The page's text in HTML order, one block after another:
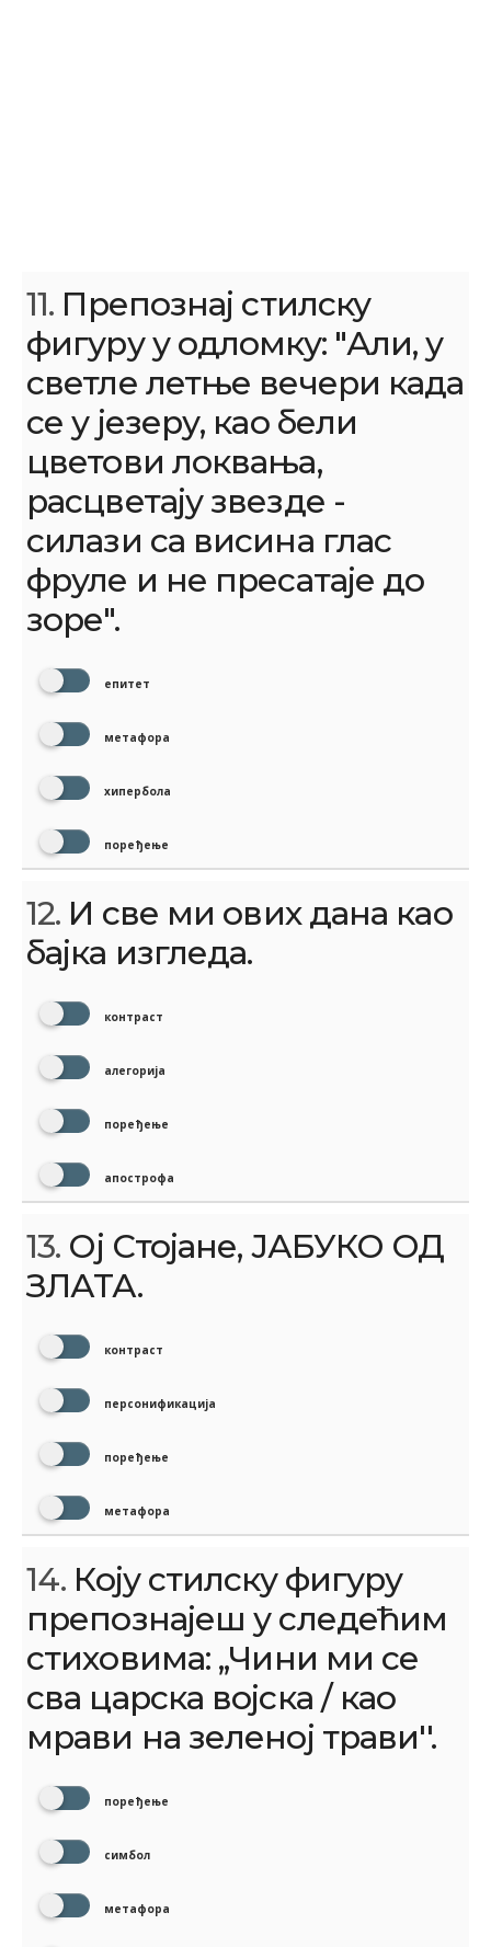
11. Препознај стилску
фигуру у одломку: "Али, у
светле летње вечери када
се у језеру, као бели
цветови локвања,
расцветају звезде -
силази са висина глас
фруле и не пресатаје до
зоре".
епитет
метафора
хипербола
поређење
12. И све ми ових дана као
бајка изгледа.
контраст
алегорија
поређење
апострофа
13. Ој Стојане, ЈАБУКО ОД
ЗЛАТА.
контраст
персонификација
поређење
метафора
14. Коју стилску фигуру
препознајеш у следећим
стиховима: ,,Чини ми се
сва царска војска / као
мрави на зеленој трави''.
поређење
симбол
метафора